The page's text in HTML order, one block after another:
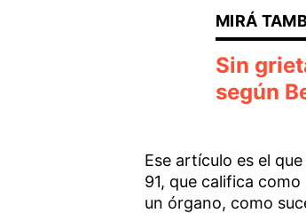
Sin
según
Ese artículo es el
91, que califica
un órgano, como